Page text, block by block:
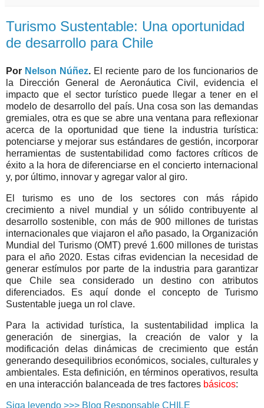
Turismo Sustentable: Una oportunidad
de desarrollo para Chile
Por Nelson Núñez. El reciente paro de los funcionarios de
la Dirección General de Aeronáutica Civil, evidencia el
impacto que el sector turístico puede llegar a tener en el
modelo de desarrollo del país. Una cosa son las demandas
gremiales, otra es que se abre una ventana para reflexionar
acerca de la oportunidad que tiene la industria turística:
potenciarse y mejorar sus estándares de gestión, incorporar
herramientas de sustentabilidad como factores críticos de
éxito a la hora de diferenciarse en el concierto internacional
y, por último, innovar y agregar valor al giro.
El turismo es uno de los sectores con más rápido
crecimiento a nivel mundial y un sólido contribuyente al
desarrollo sostenible, con más de 900 millones de turistas
internacionales que viajaron el año pasado, la Organización
Mundial del Turismo (OMT) prevé 1.600 millones de turistas
para el año 2020. Estas cifras evidencian la necesidad de
generar estímulos por parte de la industria para garantizar
que Chile sea considerado un destino con atributos
diferenciados. Es aquí donde el concepto de Turismo
Sustentable juega un rol clave.
Para la actividad turística, la sustentabilidad implica la
generación de sinergias, la creación de valor y la
modificación delas dinámicas de crecimiento que están
generando desequilibrios económicos, sociales, culturales y
ambientales. Esta definición, en términos operativos, resulta
en una interacción balanceada de tres factores básicos:
Siga leyendo >>> Blog Responsable CHILE